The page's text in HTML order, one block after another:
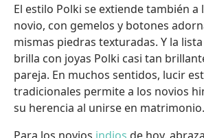
El estilo Polki se extiende también a
novio, con gemelos y botones
mismas piedras texturadas. Y la
brilla con joyas Polki casi tan
pareja. En muchos sentidos, lucir
tradicionales permite a los novios
su herencia al unirse en matrimonio.